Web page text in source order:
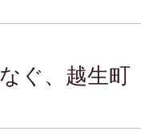
ぐ、越生町